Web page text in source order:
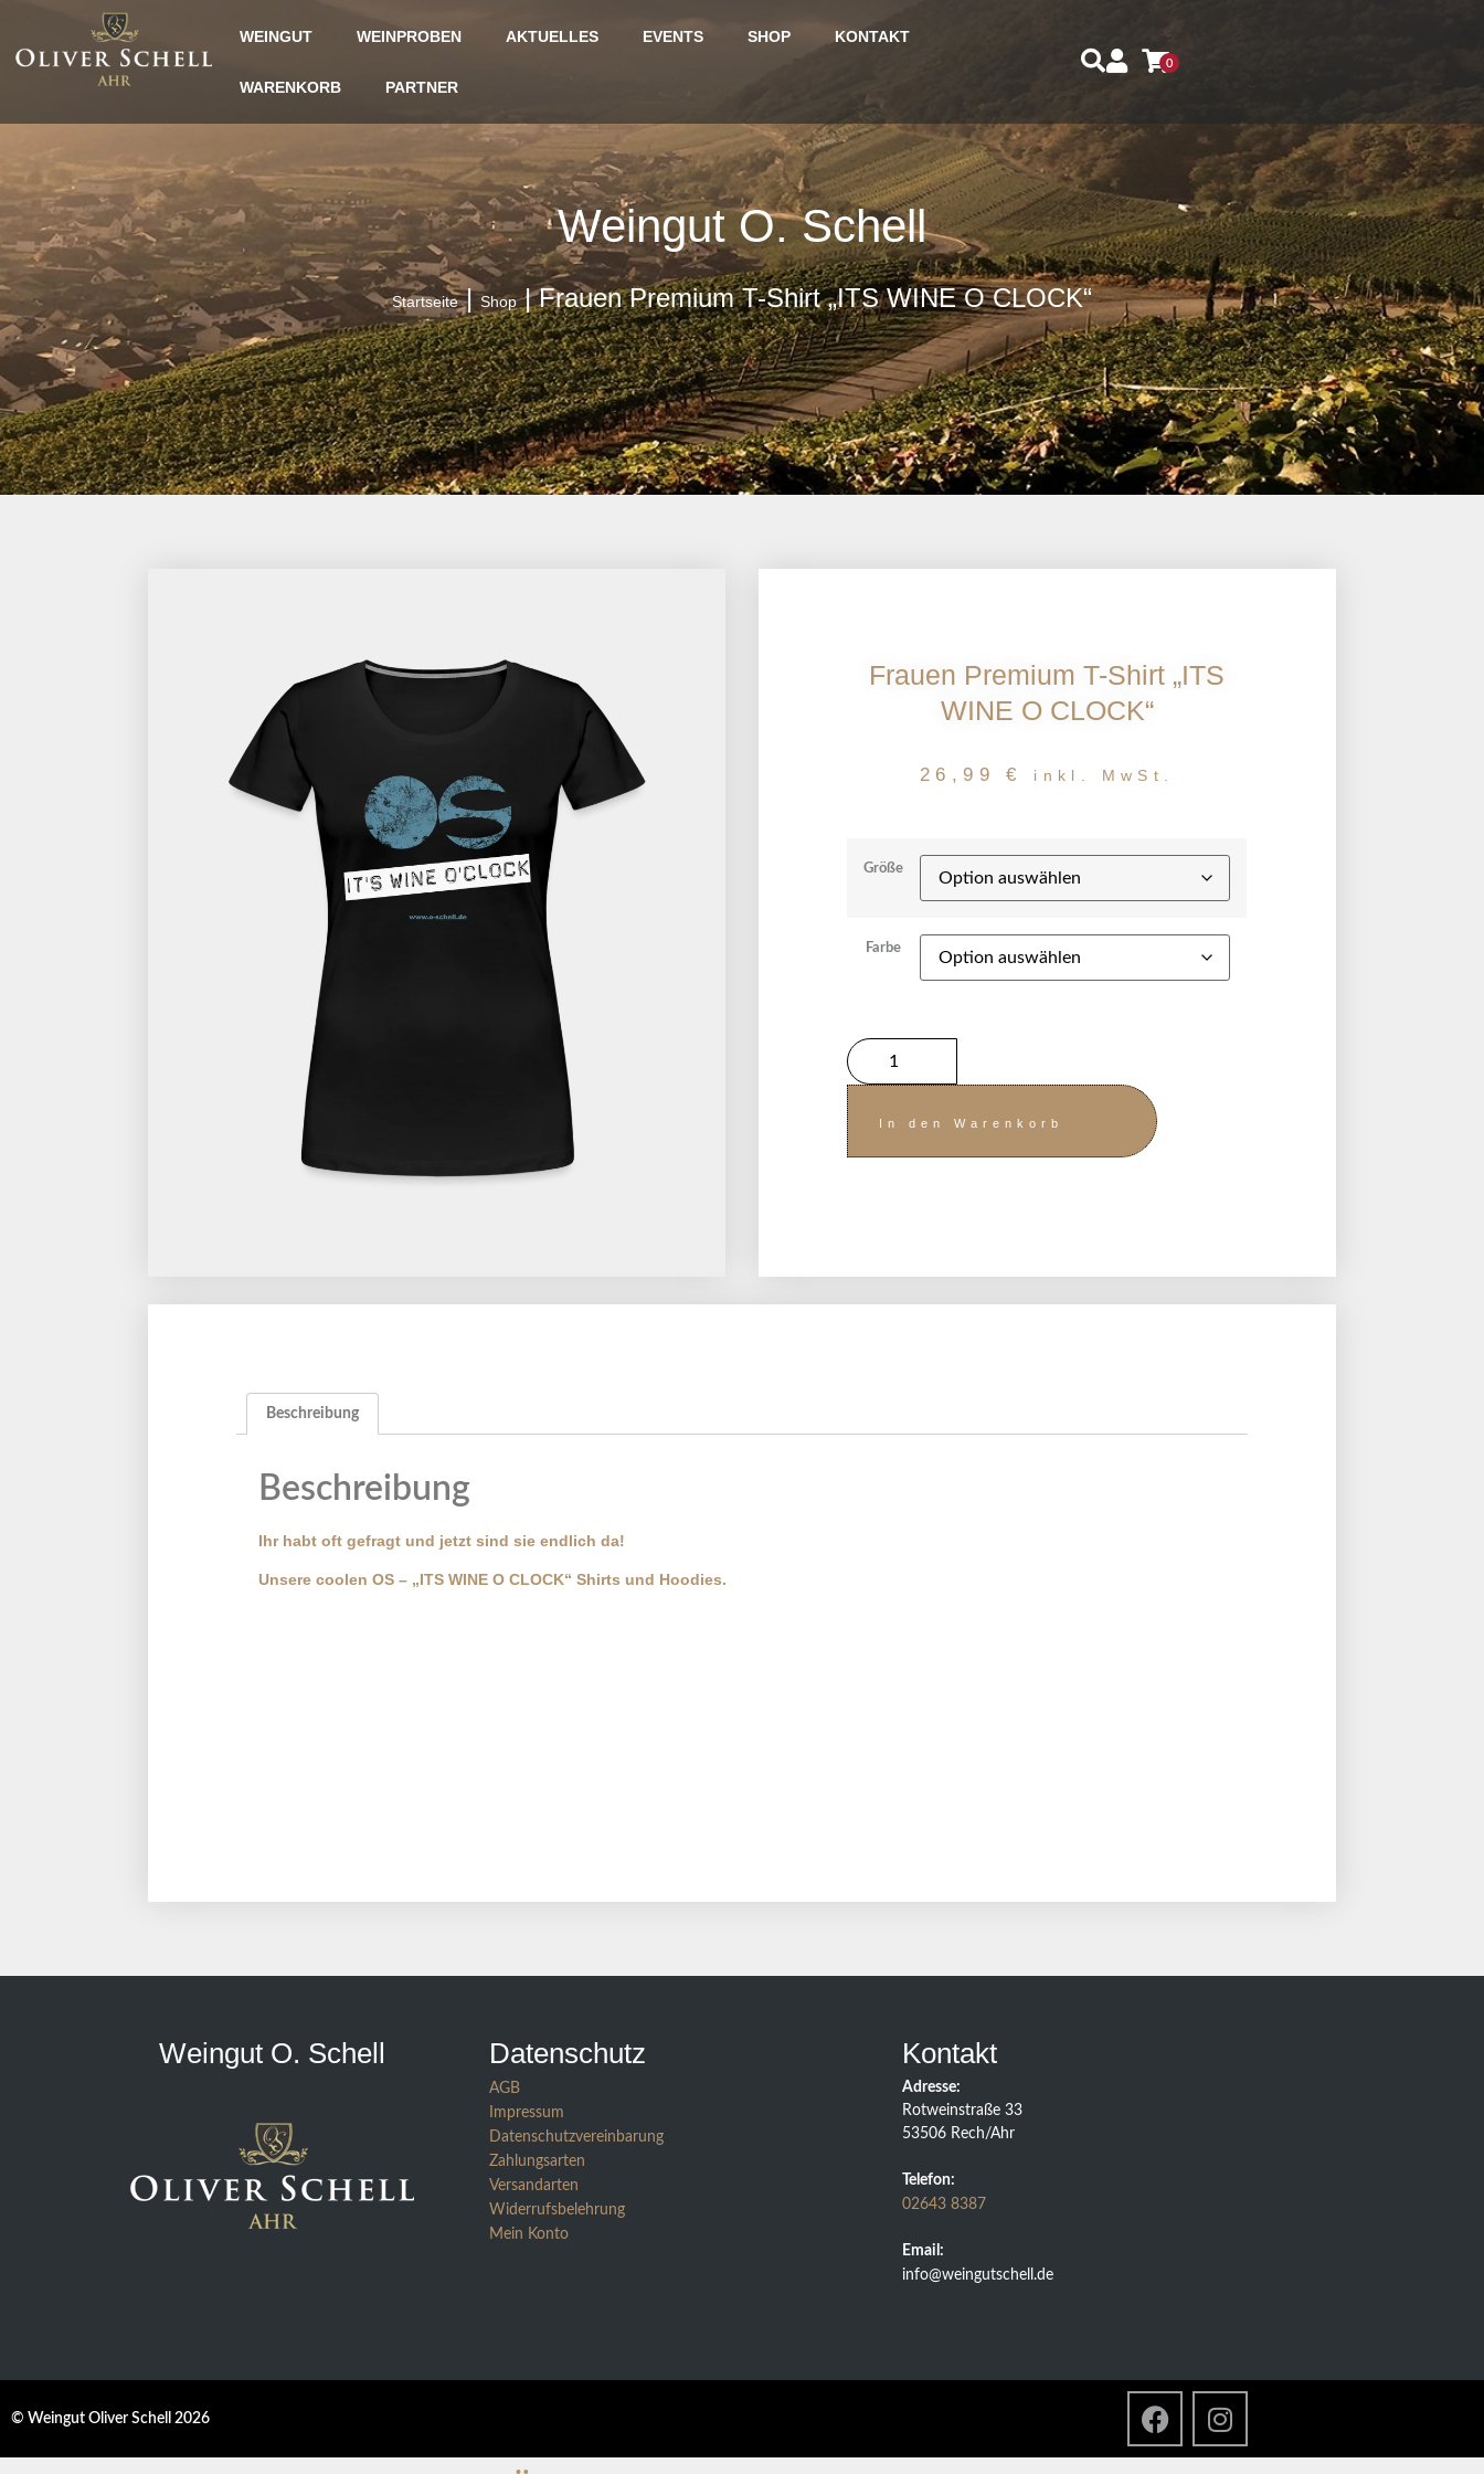
WEINGUT WEINPROBEN AKTUELLES EVENTS SHOP KONTAKT
WARENKORB PARTNER
0
Weingut O. Schell
Startseite|Shop|Frauen Premium T-Shirt „ITS WINE O CLOCK“
Frauen Premium T-Shirt „ITS
WINE O CLOCK“
26,99€ inkl. MwSt.
Größe
Farbe
In den Warenkorb
Beschreibung
Beschreibung
Ihr habt oft gefragt und jetzt sind sie endlich da!
Unsere coolen OS – „ITS WINE O CLOCK“ Shirts und Hoodies.
Weingut O. Schell Datenschutz
AGB
Impressum
Datenschutzvereinbarung
Zahlungsarten
Versandarten
Widerrufsbelehrung
Mein Konto
Kontakt
Adresse:
Rotweinstraße 33
53506 Rech/Ahr
Telefon:
02643 8387
Email:
info@weingutschell.de
© Weingut Oliver Schell 2026